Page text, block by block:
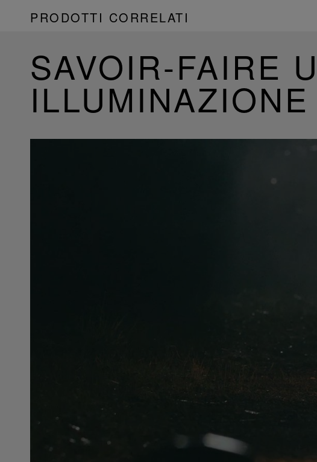
PRODOTTI CORRELATI
SAVOIR-FAIRE